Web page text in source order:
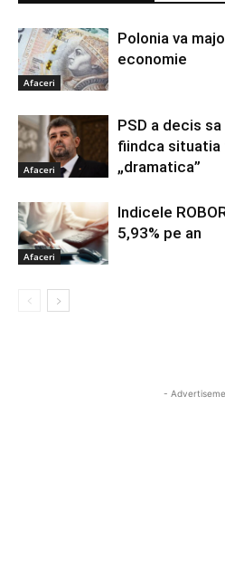
Afaceri
Polonia va
economie
Afaceri
PSD a decis
fiindca situatia
„dramatica”
Afaceri
Indicele
5,93% pe an
-